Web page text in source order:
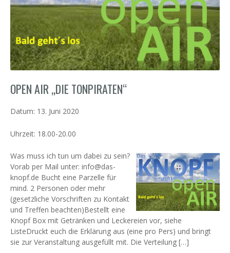
OPEN AIR „DIE TONPIRATEN“
Datum: 13. Juni 2020
Uhrzeit: 18.00-20.00
Was muss ich tun um dabei zu sein?
Vorab per Mail unter: info@das-
knopf.de Bucht eine Parzelle für
mind. 2 Personen oder mehr
(gesetzliche Vorschriften zu Kontakt
und Treffen beachten)Bestellt eine
Knopf Box mit Getränken und Leckereien vor, siehe
ListeDruckt euch die Erklärung aus (eine pro Pers) und bringt
sie zur Veranstaltung ausgefüllt mit. Die Verteilung […]